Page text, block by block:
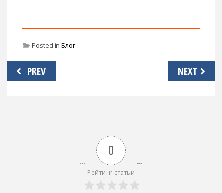
Posted in Блог
Навигация
по
PREV NEXT
0
Рейтинг статьи